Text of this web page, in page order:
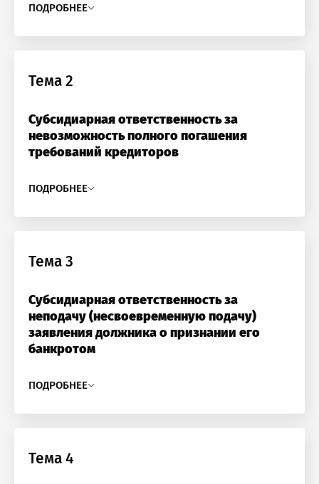
ПОДРОБНЕЕ
Тема 2
Субсидиарная ответственность за
невозможность полного погашения
требований кредиторов
ПОДРОБНЕЕ
Тема 3
Субсидиарная ответственность за
неподачу (несвоевременную подачу)
заявления должника о признании его
банкротом
ПОДРОБНЕЕ
Тема 4